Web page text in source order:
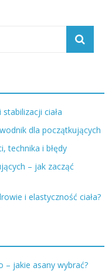
ciała
dla początkujących
technika i błędy
– jak zacząć
i elastyczność ciała?
– jakie asany wybrać?